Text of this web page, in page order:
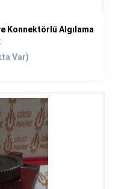
Konnektörlü Algılama
120,00€.